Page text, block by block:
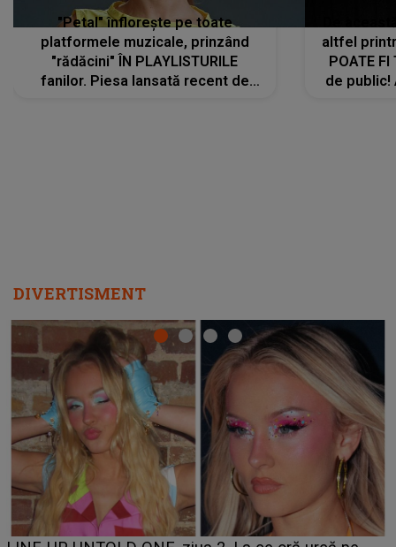
"Petal" înflorește pe toate
platformele muzicale, prinzând
"rădăcini" ÎN PLAYLISTURILE
fanilor. Piesa lansată recent de
altfel
POATE FI
de public!
DIVERTISMENT